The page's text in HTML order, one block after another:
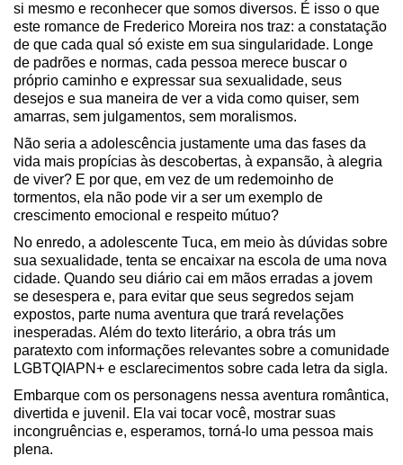
si mesmo e reconhecer que somos diversos. É isso o que
este romance de Frederico Moreira nos traz: a constatação
de que cada qual só existe em sua singularidade. Longe
de padrões e normas, cada pessoa merece buscar o
próprio caminho e expressar sua sexualidade, seus
desejos e sua maneira de ver a vida como quiser, sem
amarras, sem julgamentos, sem moralismos.
Não seria a adolescência justamente uma das fases da
vida mais propícias às descobertas, à expansão, à alegria
de viver? E por que, em vez de um redemoinho de
tormentos, ela não pode vir a ser um exemplo de
crescimento emocional e respeito mútuo?
No enredo, a adolescente Tuca, em meio às dúvidas sobre
sua sexualidade, tenta se encaixar na escola de uma nova
cidade. Quando seu diário cai em mãos erradas a jovem
se desespera e, para evitar que seus segredos sejam
expostos, parte numa aventura que trará revelações
inesperadas. Além do texto literário, a obra trás um
paratexto com informações relevantes sobre a comunidade
LGBTQIAPN+ e esclarecimentos sobre cada letra da sigla.
Embarque com os personagens nessa aventura romântica,
divertida e juvenil. Ela vai tocar você, mostrar suas
incongruências e, esperamos, torná-lo uma pessoa mais
plena.